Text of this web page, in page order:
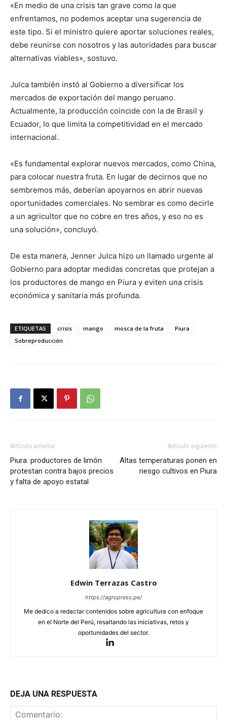
«En medio de una crisis tan grave como la que
enfrentamos, no podemos aceptar una sugerencia de
este tipo. Si el ministro quiere aportar soluciones reales,
debe reunirse con nosotros y las autoridades para buscar
alternativas viables», sostuvo.
Julca también instó al Gobierno a diversificar los
mercados de exportación del mango peruano.
Actualmente, la producción coincide con la de Brasil y
Ecuador, lo que limita la competitividad en el mercado
internacional.
«Es fundamental explorar nuevos mercados, como China,
para colocar nuestra fruta. En lugar de decirnos que no
sembremos más, deberían apoyarnos en abrir nuevas
oportunidades comerciales. No sembrar es como decirle
a un agricultor que no cobre en tres años, y eso no es
una solución», concluyó.
De esta manera, Jenner Julca hizo un llamado urgente al
Gobierno para adoptar medidas concretas que protejan a
los productores de mango en Piura y eviten una crisis
económica y sanitaria más profunda.
ETIQUETAS crisis mango mosca de la fruta
Piura
Sobreproducción
Artículo anterior
Piura: productores de limón
protestan contra bajos precios
y falta de apoyo estatal
Artículo siguiente
Altas temperaturas ponen en
riesgo cultivos en Piura
Edwin Terrazas Castro
https://agropress.pe/
Me dedico a redactar contenidos sobre agricultura con enfoque
en el Norte del Perú, resaltando las iniciativas, retos y
oportunidades del sector.
DEJA UNA RESPUESTA